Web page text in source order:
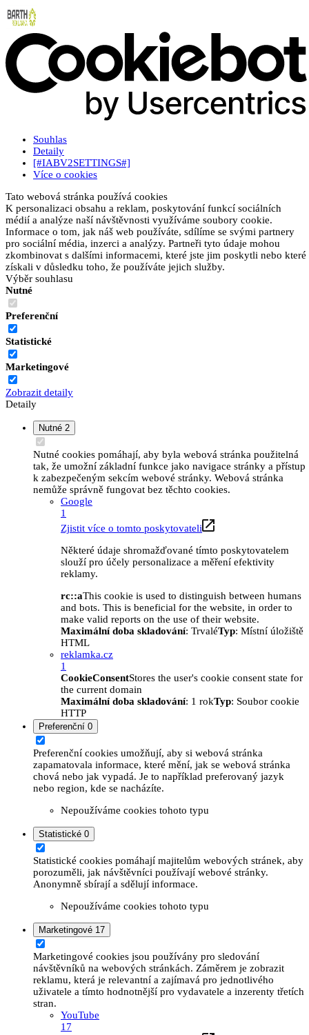
Souhlas
Detaily
[#IABV2SETTINGS#]
Více o cookies
Tato webová stránka používá cookies
K personalizaci obsahu a reklam, poskytování funkcí sociálních
médií a analýze naší návštěvnosti využíváme soubory cookie.
Informace o tom, jak náš web používáte, sdílíme se svými partnery
pro sociální média, inzerci a analýzy. Partneři tyto údaje mohou
zkombinovat s dalšími informacemi, které jste jim poskytli nebo které
získali v důsledku toho, že používáte jejich služby.
Výběr souhlasu
Nutné
Preferenční
Statistické
Marketingové
Zobrazit detaily
Detaily
Nutné 2
Nutné cookies pomáhají, aby byla webová stránka použitelná
tak, že umožní základní funkce jako navigace stránky a přístup
k zabezpečeným sekcím webové stránky. Webová stránka
nemůže správně fungovat bez těchto cookies.
Google
1
Zjistit více o tomto poskytovateli
Některé údaje shromažďované tímto poskytovatelem
slouží pro účely personalizace a měření efektivity
reklamy.
rc::aThis cookie is used to distinguish between humans
and bots. This is beneficial for the website, in order to
make valid reports on the use of their website.
Maximální doba skladování: TrvaléTyp: Místní úložiště
HTML
reklamka.cz
1
CookieConsentStores the user's cookie consent state for
the current domain
Maximální doba skladování: 1 rokTyp: Soubor cookie
HTTP
Preferenční 0
Preferenční cookies umožňují, aby si webová stránka
zapamatovala informace, které mění, jak se webová stránka
chová nebo jak vypadá. Je to například preferovaný jazyk
nebo region, kde se nacházíte.
Nepoužíváme cookies tohoto typu
Statistické 0
Statistické cookies pomáhají majitelům webových stránek, aby
porozuměli, jak návštěvníci používají webové stránky.
Anonymně sbírají a sdělují informace.
Nepoužíváme cookies tohoto typu
Marketingové 17
Marketingové cookies jsou používány pro sledování
návštěvníků na webových stránkách. Záměrem je zobrazit
reklamu, která je relevantní a zajímavá pro jednotlivého
uživatele a tímto hodnotnější pro vydavatele a inzerenty třetích
stran.
YouTube
17